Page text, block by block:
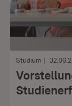
Studium